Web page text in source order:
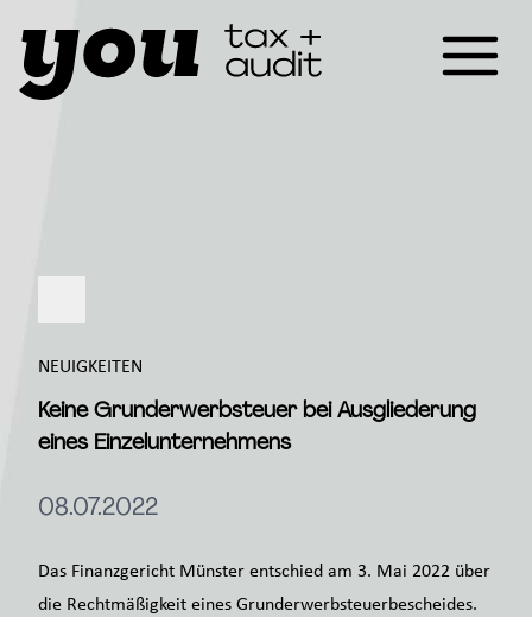
NEUIGKEITEN
Keine Grunderwerbsteuer bei Ausgliederung
eines Einzelunternehmens
08.07.2022
Das Finanzgericht Münster entschied am 3. Mai 2022 über
die Rechtmäßigkeit eines Grunderwerbsteuerbescheides.